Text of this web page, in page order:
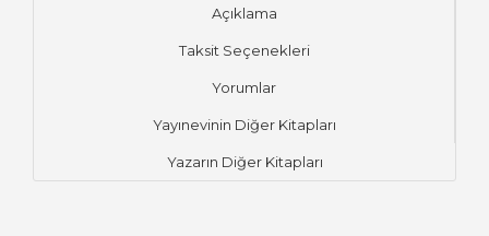
Açıklama
Taksit Seçenekleri
Yorumlar
Yayınevinin Diğer Kitapları
Yazarın Diğer Kitapları